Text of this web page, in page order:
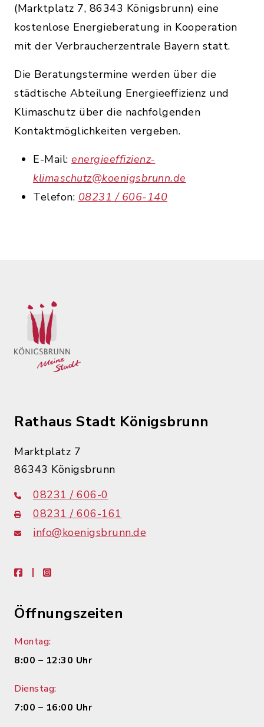
(Marktplatz 7, 86343 Königsbrunn) eine
kostenlose Energieberatung in Kooperation
mit der Verbraucherzentrale Bayern statt.
Die Beratungstermine werden über die
städtische Abteilung Energieeffizienz und
Klimaschutz über die nachfolgenden
Kontaktmöglichkeiten vergeben.
E-Mail: energieeffizienz-
klimaschutz@koenigsbrunn.de
Telefon: 08231 / 606-140
Rathaus Stadt Königsbrunn
Marktplatz 7
86343 Königsbrunn
08231 / 606-0
08231 / 606-161
info@koenigsbrunn.de
facebookinstagram
Öffnungszeiten
Montag:
8:00 – 12:30 Uhr
Dienstag:
7:00 – 16:00 Uhr